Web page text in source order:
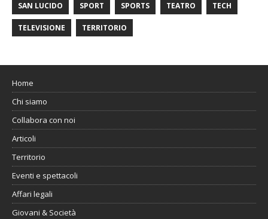
SAN LUCIDO SPORT SPORTS TEATRO TECH
TELEVISIONE TERRITORIO
Home
Chi siamo
Collabora con noi
Articoli
Territorio
Eventi e spettacoli
Affari legali
Giovani & Società